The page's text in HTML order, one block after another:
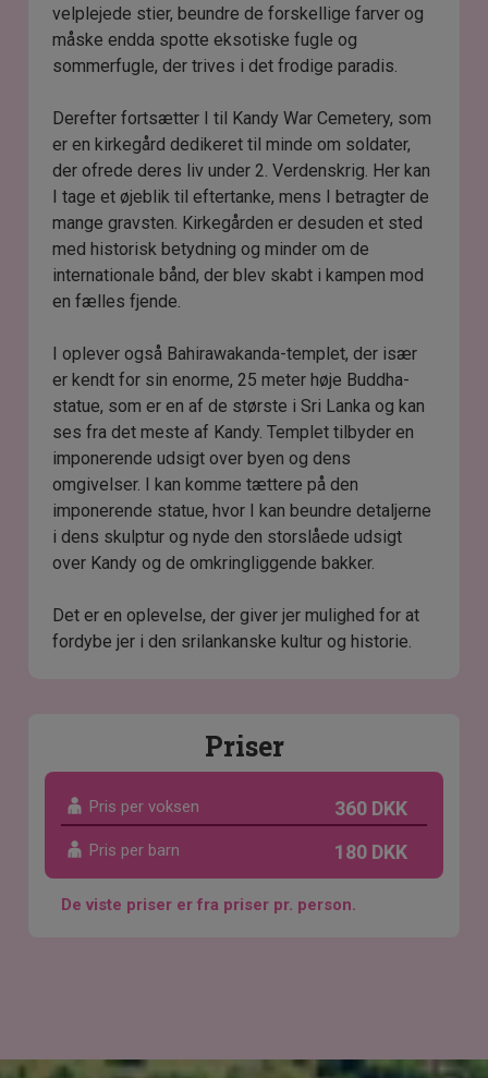
velplejede stier, beundre de forskellige farver og
måske endda spotte eksotiske fugle og
sommerfugle, der trives i det frodige paradis.
Derefter fortsætter I til Kandy War Cemetery, som
er en kirkegård dedikeret til minde om soldater,
der ofrede deres liv under 2. Verdenskrig. Her kan
I tage et øjeblik til eftertanke, mens I betragter de
mange gravsten. Kirkegården er desuden et sted
med historisk betydning og minder om de
internationale bånd, der blev skabt i kampen mod
en fælles fjende.
I oplever også Bahirawakanda-templet, der især
er kendt for sin enorme, 25 meter høje Buddha-
statue, som er en af de største i Sri Lanka og kan
ses fra det meste af Kandy. Templet tilbyder en
imponerende udsigt over byen og dens
omgivelser. I kan komme tættere på den
imponerende statue, hvor I kan beundre detaljerne
i dens skulptur og nyde den storslåede udsigt
over Kandy og de omkringliggende bakker.
Det er en oplevelse, der giver jer mulighed for at
fordybe jer i den srilankanske kultur og historie.
Priser
Pris per voksen 360 DKK
Pris per barn 180 DKK
De viste priser er fra priser pr. person.